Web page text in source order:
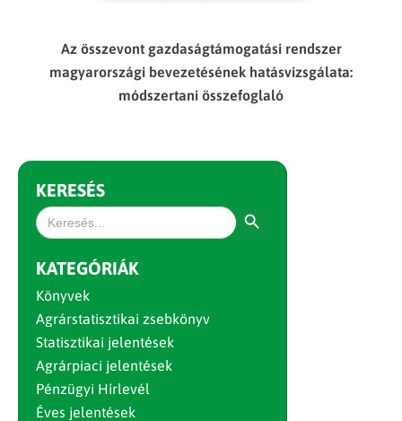
Az összevont gazdaságtámogatási rendszer
magyarországi bevezetésének hatásvizsgálata:
módszertani összefoglaló
KERESÉS
Search
for:
KATEGÓRIÁK
Könyvek
Agrárstatisztikai zsebkönyv
Statisztikai jelentések
Agrárpiaci jelentések
Pénzügyi Hírlevél
Éves jelentések